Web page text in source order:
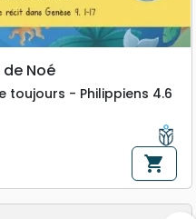
de Noé
toujours - Philippiens 4.6
shopping_cart